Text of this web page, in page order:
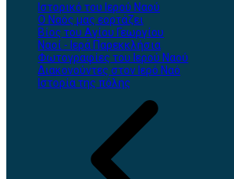
Ιστορικό του Ιερού Ναού
Ο Ναός μας εορτάζει
Βίος του Αγίου Γεωργίου
Ναοί - Ιερά Παρεκκλήσια
Φωτογραφίες του Ιερού Ναού
Διακονούντες στον Ιερό Ναό
Ιστορία της πόλης